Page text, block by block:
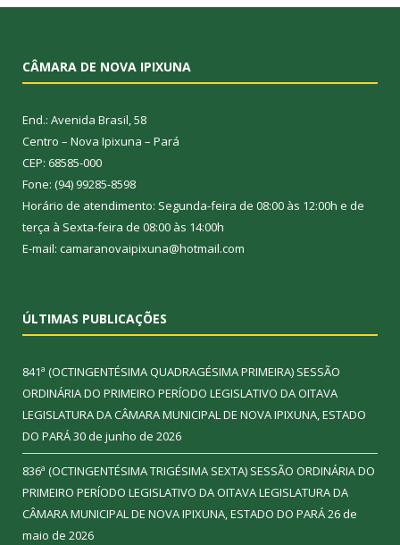
CÂMARA DE NOVA IPIXUNA
End.: Avenida Brasil, 58
Centro – Nova Ipixuna – Pará
CEP: 68585-000
Fone: (94) 99285-8598
Horário de atendimento: Segunda-feira de 08:00 às 12:00h e de
terça à Sexta-feira de 08:00 às 14:00h
E-mail: camaranovaipixuna@hotmail.com
ÚLTIMAS PUBLICAÇÕES
841ª (OCTINGENTÉSIMA QUADRAGÉSIMA PRIMEIRA) SESSÃO
ORDINÁRIA DO PRIMEIRO PERÍODO LEGISLATIVO DA OITAVA
LEGISLATURA DA CÂMARA MUNICIPAL DE NOVA IPIXUNA, ESTADO
DO PARÁ30 de junho de 2026
836ª (OCTINGENTÉSIMA TRIGÉSIMA SEXTA) SESSÃO ORDINÁRIA DO
PRIMEIRO PERÍODO LEGISLATIVO DA OITAVA LEGISLATURA DA
CÂMARA MUNICIPAL DE NOVA IPIXUNA, ESTADO DO PARÁ26 de
maio de 2026